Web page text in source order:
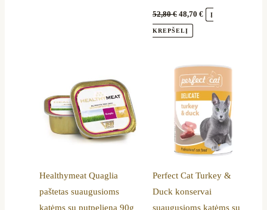
52,80€ 48,70 € Į
KREPŠELĮ
Healthymeat Quaglia
paštetas suaugusioms
katėms su putpeliena 90g
21,29 €
through
47,29 €
product
has
multiple
variants.
may
be
Perfect Cat Turkey &
Duck konservai
suaugusioms katėms su